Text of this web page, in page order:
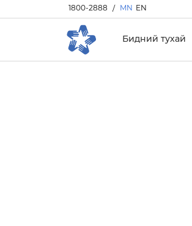
1800-2888 / MN EN
Бидний тухай